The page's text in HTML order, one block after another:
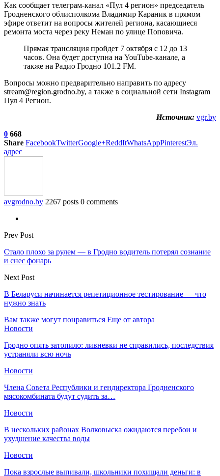
Как сообщает телеграм-канал «Пул 4 регион» председатель
Гродненского облисполкома Владимир Караник в прямом
эфире ответит на вопросы жителей региона, касающиеся
ремонта моста через реку Неман по улице Поповича.
Прямая трансляция пройдет 7 октября с 12 до 13
часов. Она будет доступна на YouTube-канале, а
также на Радио Гродно 101.2 FM.
Вопросы можно предварительно направить по адресу
stream@region.grodno.by, а также в социальной сети Instagram
Пул 4 Регион.
Источник: vgr.by
0 668
Share FacebookTwitterGoogle+ReddItWhatsAppPinterestЭл.
адрес
avgrodno.by 2267 posts 0 comments
Prev Post
Стало плохо за рулем — в Гродно водитель потерял сознание
и снес фонарь
Next Post
В Беларуси начинается репетиционное тестирование — что
нужно знать
Вам также могут понравиться Еще от автора
Новости
Гродно опять затопило: ливневки не справились, последствия
устраняли всю ночь
Новости
Члена Совета Республики и гендиректора Гродненского
мясокомбината будут судить за…
Новости
В нескольких районах Волковыска ожидаются перебои и
ухудшение качества воды
Новости
Пока взрослые выпивали, школьники похищали деньги: в